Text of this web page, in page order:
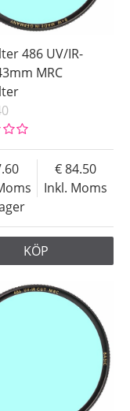
486 UV/IR-
MRC
Inkl. Moms
84.50
KÖP